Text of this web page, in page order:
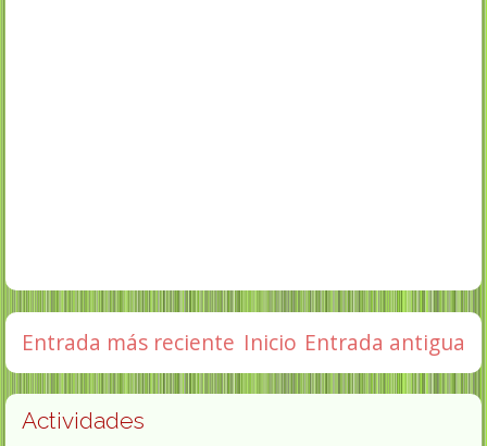
Entrada más reciente Entrada antigua
Inicio
Actividades